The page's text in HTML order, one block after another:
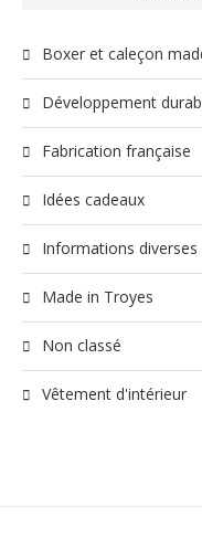
Boxer et caleçon
Développement
Fabrication française
Idées cadeaux
Informations diverses
Made in Troyes
Non classé
Vêtement d'intérieur